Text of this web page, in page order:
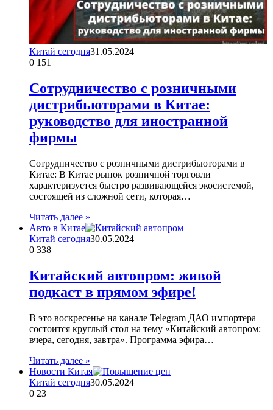
Китай сегодня31.05.2024
0 151
Сотрудничество с розничными
дистрибьюторами в Китае:
руководство для иностранной
фирмы
Сотрудничество с розничными дистрибьюторами в
Китае: В Китае рынок розничной торговли
характеризуется быстро развивающейся экосистемой,
состоящей из сложной сети, которая…
Читать далее »
Авто в Китае
Китай сегодня30.05.2024
0 338
Китайский автопром: живой
подкаст в прямом эфире!
В это воскресенье на канале Telegram ДАО импортера
состоится круглый стол на тему «Китайский автопром:
вчера, сегодня, завтра». Программа эфира…
Читать далее »
Новости Китая
Китай сегодня30.05.2024
0 23